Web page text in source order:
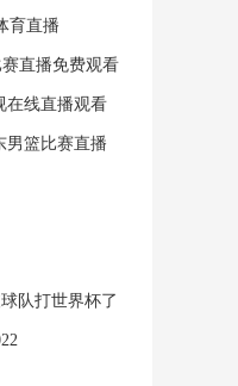
育直播
赛直播免费观看
在线直播观看
男篮比赛直播
队打世界杯了